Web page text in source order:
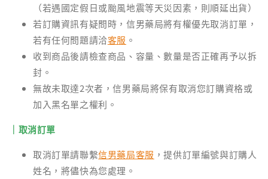
（若遇國定假日或颱風地震等天災因素，則順延出貨）
若訂購資訊有疑問時，信男藥局將有權優先取消訂單，
若有任何問題請洽客服 。
收到商品後請檢查商品、容量、數量是否正確再予以拆
封。
無故未取達2次者，信男藥局將保有取消您訂購資格或
加入黑名單之權利。
｜取消訂單
取消訂單請聯繫信男藥局客服 ，提供訂單編號與訂購人
姓名，將儘快為您處理。